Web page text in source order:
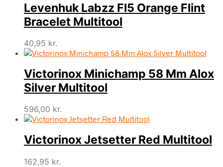
Levenhuk Labzz Fl5 Orange Flint
Bracelet Multitool
40,95 kr.
Victorinox Minichamp 58 Mm Alox
Silver Multitool
596,00 kr.
Victorinox Jetsetter Red Multitool
162,95 kr.